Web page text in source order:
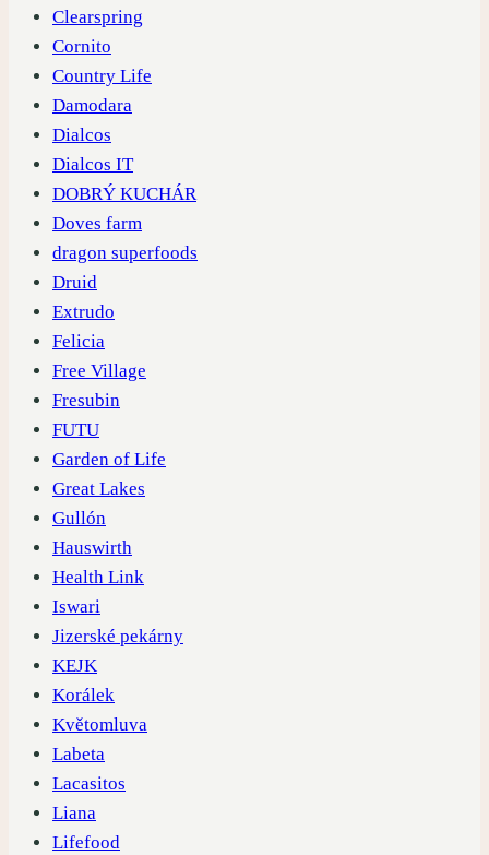
Clearspring
Cornito
Country Life
Damodara
Dialcos
Dialcos IT
DOBRÝ KUCHÁR
Doves farm
dragon superfoods
Druid
Extrudo
Felicia
Free Village
Fresubin
FUTU
Garden of Life
Great Lakes
Gullón
Hauswirth
Health Link
Iswari
Jizerské pekárny
KEJK
Korálek
Květomluva
Labeta
Lacasitos
Liana
Lifefood